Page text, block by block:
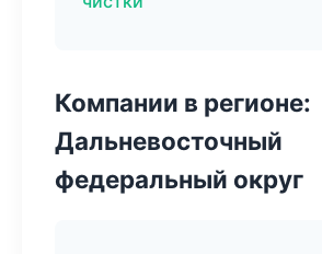
Компании в регионе:
Дальневосточный
федеральный округ